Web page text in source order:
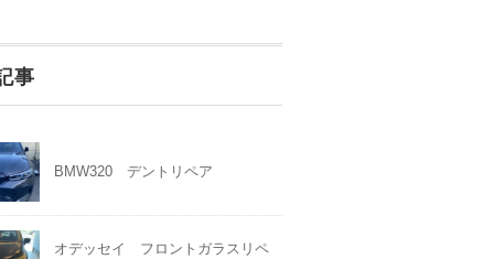
事
BMW320 デントリペア
オデッセイ フロントガラスリペ